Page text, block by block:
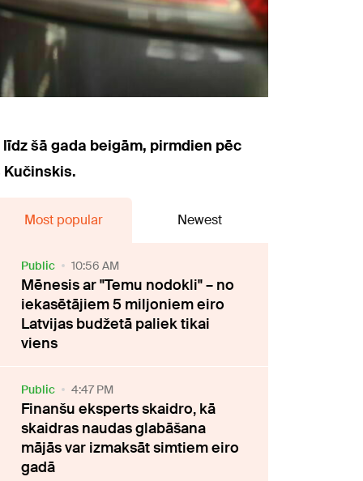
šā gada beigām, pirmdien pēc
Most popular Newest
Public 10:56 AM
Mēnesis ar "Temu nodokli" – no
iekasētājiem 5 miljoniem eiro
Latvijas budžetā paliek tikai
viens
Public 4:47 PM
Finanšu eksperts skaidro, kā
skaidras naudas glabāšana
mājās var izmaksāt simtiem eiro
gadā